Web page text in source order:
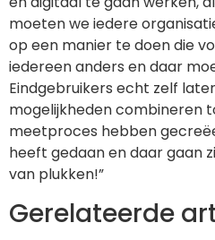
moeten we iedere
op een manier te doen die
iedereen anders en daar
Eindgebruikers echt zelf
mogelijkheden combineren
meetproces hebben
heeft gedaan en daar gaan
van plukken!”
Gerelateerde